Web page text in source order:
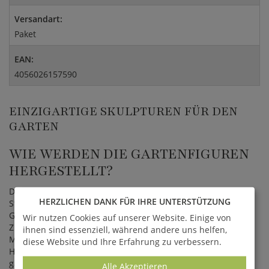
Versandart:
Paket
EAN:
4056026157590
EINZIGARTIGE SKULPTUREN FÜR DEN
GARTEN
WIE WERDEN DIE GARTENFIGUREN
HERGESTELLT?
Die Figuren werden aus hochwertigem Stein im
Steingussverfahren gefertigt. Beim traditionellen
Gussverfahren werden natürlicher Stein in Form von Sand,
Zuschlagstoffe, Portlandzement und Wasser vermischt. Die
Mischung wird mittels aufwendiger Techniken in eine
Hohlform gegossen, um Luftlöcher zu verhindern. Dies
garantiert eine hohe Frostfestigkeit. Nach dem Austrocknen
HERZLICHEN DANK FÜR IHRE UNTERSTÜTZUNG
Wir nutzen Cookies auf unserer Website. Einige von
ihnen sind essenziell, während andere uns helfen,
diese Website und Ihre Erfahrung zu verbessern.
Alle Akzeptieren